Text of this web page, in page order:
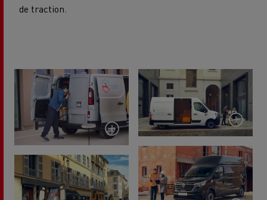
de traction.